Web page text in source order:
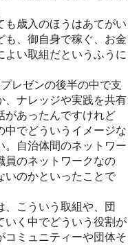
歳入のほうはあてがい
も、御自身で稼ぐ、お金
よい取組だというふうに
レゼンの後半の中で支
、ナレッジや実践を共有
があったんですけれど
中でどういうイメージな
。自治体間のネットワー
員のネットワークなの
いのかといったことで
こういう取組や、団
いく中でどういう役割が
コミュニティーや団体そ